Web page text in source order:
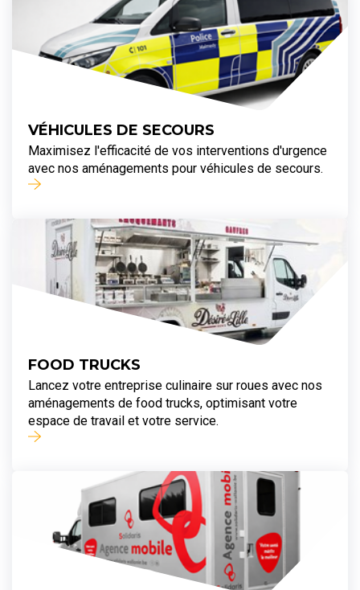
VÉHICULES DE SECOURS
Maximisez l'efficacité de vos interventions d'urgence
avec nos aménagements pour véhicules de secours.
FOOD TRUCKS
Lancez votre entreprise culinaire sur roues avec nos
aménagements de food trucks, optimisant votre
espace de travail et votre service.